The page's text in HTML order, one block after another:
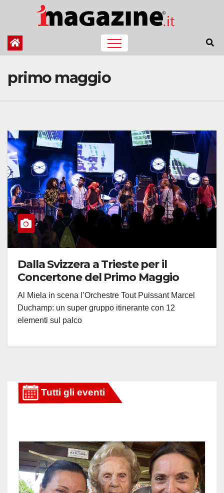
contenuto
primo maggio
Dalla Svizzera a Trieste per il
Concertone del Primo Maggio
Al Miela in scena l’Orchestre Tout Puissant Marcel
Duchamp: un super gruppo itinerante con 12
elementi sul palco